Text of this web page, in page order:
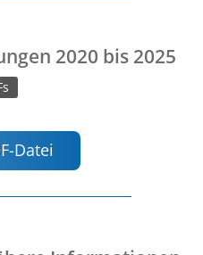
2020 bis 2025
Datei